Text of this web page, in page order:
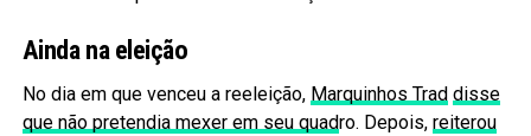
Ainda na eleição
No dia em que venceu a reeleição, Marquinhos Trad disse
que não pretendia mexer em seu quadro. Depois, reiterou